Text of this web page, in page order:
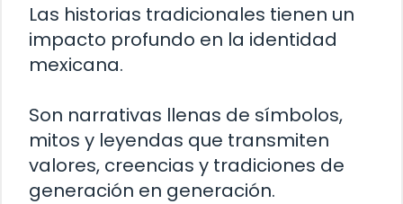
Las historias tradicionales tienen un
impacto profundo en la identidad
mexicana.
Son narrativas llenas de símbolos,
mitos y leyendas que transmiten
valores, creencias y tradiciones de
generación en generación.